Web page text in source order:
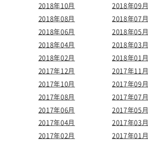
2018年10月
2018年09月
2018年08月
2018年07月
2018年06月
2018年05月
2018年04月
2018年03月
2018年02月
2018年01月
2017年12月
2017年11月
2017年10月
2017年09月
2017年08月
2017年07月
2017年06月
2017年05月
2017年04月
2017年03月
2017年02月
2017年01月